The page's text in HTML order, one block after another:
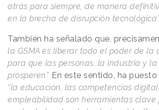
atrás para siempre, de manera
en la brecha de disrupción tecnológica”.
También ha señalado que,
la GSMA es liberar todo el poder de la
para que las personas, la industria y
prosperen”. En este sentido, ha
“la educación, las competencias
empleabilidad son herramientas clave